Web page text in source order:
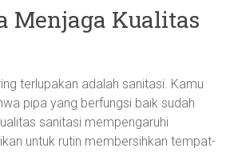
Menjaga Kualitas
terlupakan adalah sanitasi. Kamu
pipa yang berfungsi baik sudah
sanitasi mempengaruhi
untuk rutin membersihkan tempat-